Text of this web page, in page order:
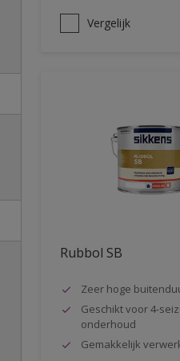
Vergelijk
Rubbol SB
Zeer hoge
Geschikt voor 4-
onderhoud
Gemakkelijk